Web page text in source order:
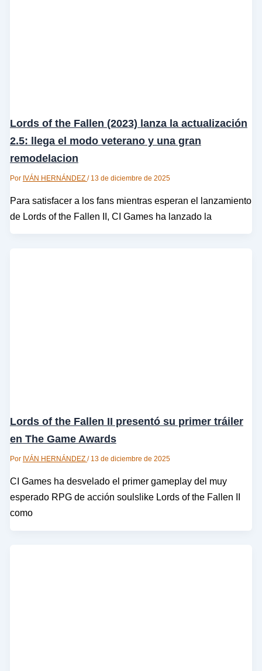
Lords of the Fallen (2023) lanza la actualización
2.5: llega el modo veterano y una gran
remodelacion
Por IVÁN HERNÁNDEZ / 13 de diciembre de 2025
Para satisfacer a los fans mientras esperan el lanzamiento
de Lords of the Fallen II, CI Games ha lanzado la
Lords of the Fallen II presentó su primer tráiler
en The Game Awards
Por IVÁN HERNÁNDEZ / 13 de diciembre de 2025
CI Games ha desvelado el primer gameplay del muy
esperado RPG de acción soulslike Lords of the Fallen II
como